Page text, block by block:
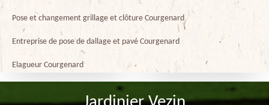
Pose et changement grillage et clôture Courgenard
Entreprise de pose de dallage et pavé Courgenard
Elagueur Courgenard